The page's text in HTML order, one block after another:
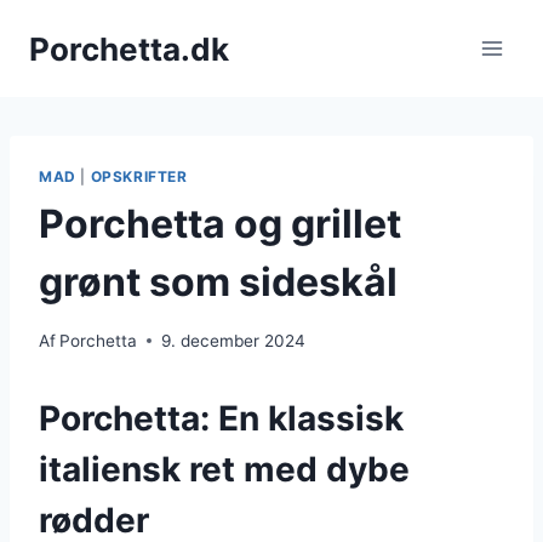
Porchetta.dk
MAD OPSKRIFTER
Porchetta og grillet
grønt som sideskål
Af Porchetta 9. december 2024
Porchetta: En klassisk
italiensk ret med dybe
rødder